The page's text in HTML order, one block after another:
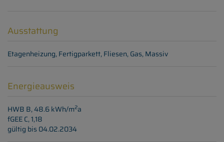
Ausstattung
Etagenheizung Fertigparkett Fliesen Gas Massiv
Energieausweis
HWB B, 48.6 kWh/m2a
fGEEC, 1,18
gültig bis 04.02.2034